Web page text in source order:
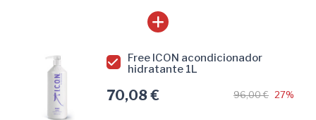
Free ICON acondicionador
hidratante 1L
70,08 € 96,00 € 27%